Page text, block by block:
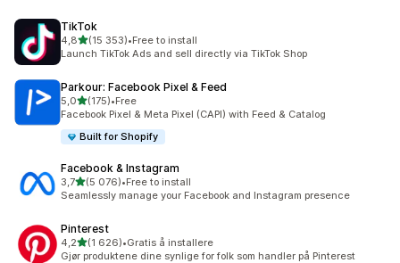
TikTok
4,8av 5 stjerner
(15 353)
Totalt 15353 omtaler
•Free to install
Launch TikTok Ads and sell directly via TikTok Shop
Parkour: Facebook Pixel & Feed
5,0av 5 stjerner
(175)
Totalt 175 omtaler
•Free
Facebook Pixel & Meta Pixel (CAPI) with Feed & Catalog
Built for Shopify
Facebook & Instagram
3,7av 5 stjerner
(5 076)
Totalt 5076 omtaler
•Free to install
Seamlessly manage your Facebook and Instagram presence
Pinterest
4,2av 5 stjerner
(1 626)
Totalt 1626 omtaler
•Gratis å installere
Gjør produktene dine synlige for folk som handler på Pinterest